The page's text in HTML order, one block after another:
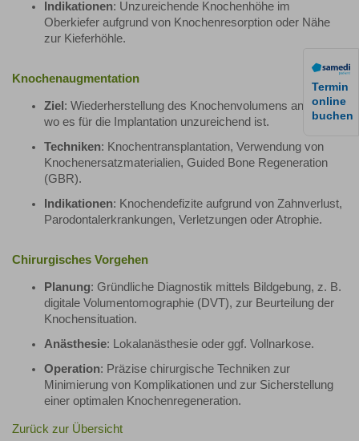
Termin
online
buchen
Indikationen: Unzureichende Knochenhöhe im
Oberkiefer aufgrund von Knochenresorption oder Nähe
zur Kieferhöhle.
Knochenaugmentation
Ziel : Wiederherstellung des Knochenvolumens an Stellen,
wo es für die Implantation unzureichend ist.
Techniken: Knochentransplantation, Verwendung von
Knochenersatzmaterialien, Guided Bone Regeneration
(GBR).
Indikationen: Knochendefizite aufgrund von Zahnverlust,
Parodontalerkrankungen, Verletzungen oder Atrophie.
Chirurgisches Vorgehen
Planung: Gründliche Diagnostik mittels Bildgebung, z. B.
digitale Volumentomographie (DVT), zur Beurteilung der
Knochensituation.
Anästhesie: Lokalanästhesie oder ggf. Vollnarkose.
Operation: Präzise chirurgische Techniken zur
Minimierung von Komplikationen und zur Sicherstellung
einer optimalen Knochenregeneration.
Zurück zur Übersicht